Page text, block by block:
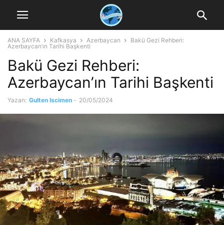
ANA SAYFA Kafkasya Azerbaycan
Bakü Gezi Rehberi:
Azerbaycan’ın Tarihi Başkenti
Bakü Gezi Rehberi:
Azerbaycan’ın Tarihi Başkenti
Yazan: Gulten Iscimen - 20/05/2024